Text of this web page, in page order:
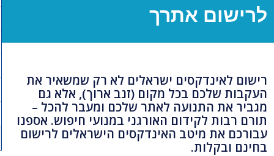
לרישום אתרך
רישום לאינדקסים ישראלים לא רק שמשאיר את
העקבות שלכם בכל מקום (זנב ארוך), אלא גם
מגביר את התנועה לאתר שלכם ומעבר להכל –
תורם רבות לקידום האורגני במנועי חיפוש. אספנו
עבורכם את מיטב האינדקסים הישראלים לרישום
בחינם ובקלות.